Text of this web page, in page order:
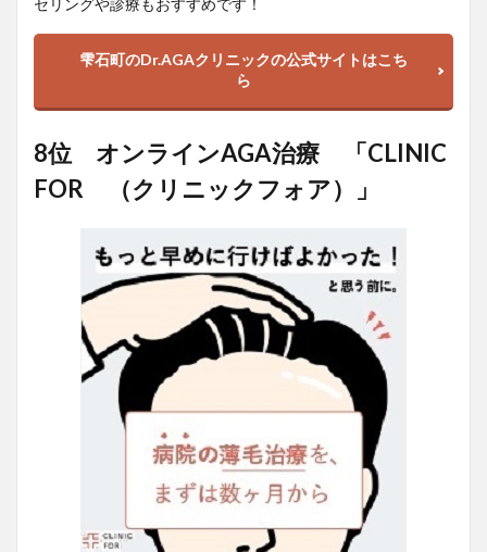
セリングや診療もおすすめです！
雫石町のDr.AGAクリニックの公式サイトはこち
ら
8位 オンラインAGA治療 「CLINIC
FOR （クリニックフォア）」